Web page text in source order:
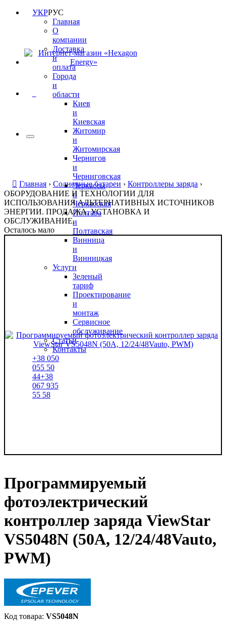
УКРРУС
Главная
О
компании
Доставка
и
оплата
Города
и
области
Киев
и
Киевская
Житомир
и
Житомирская
Чернигов
и
Черниговская
Черкассы
и
Черкасская
Полтава
и
Полтавская
Винница
и
Винницкая
Услуги
Зеленый
тариф
Проектирование
и
монтаж
Сервисное
обслуживание
Статьи
Контакты
+38 050
055 50
44+38
067 935
55 58
Главная › Солнечные батареи › Контроллеры заряда ›
ОБОРУДОВАНИЕ И ТЕХНОЛОГИИ ДЛЯ
ИСПОЛЬЗОВАНИЯ АЛЬТЕРНАТИВНЫХ ИСТОЧНИКОВ
ЭНЕРГИИ. ПРОДАЖА, УСТАНОВКА И
ОБСЛУЖИВАНИЕ.
Осталось мало
Программируемый
фотоэлектрический
контроллер заряда ViewStar
VS5048N (50А, 12/24/48Vauto,
PWM)
VS5048N